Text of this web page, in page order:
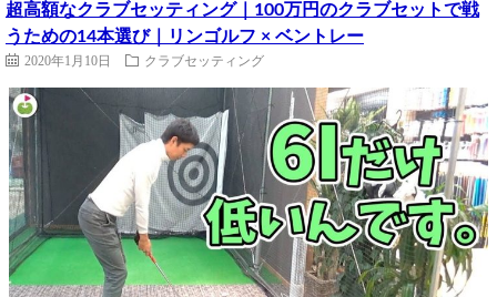
超高額なクラブセッティング｜100万円のクラブセットで戦
うための14本選び｜リンゴルフ × ベントレー
2020年1月10日 クラブセッティング